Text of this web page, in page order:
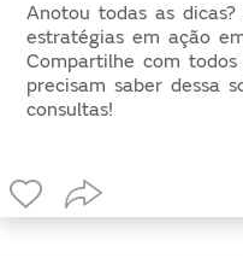
Anotou todas as
estratégias em ação
Compartilhe com
precisam saber dessa
consultas!